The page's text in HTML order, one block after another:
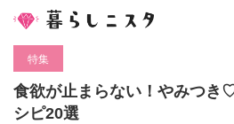
特集
食欲が止まらない！やみつき
シピ20選